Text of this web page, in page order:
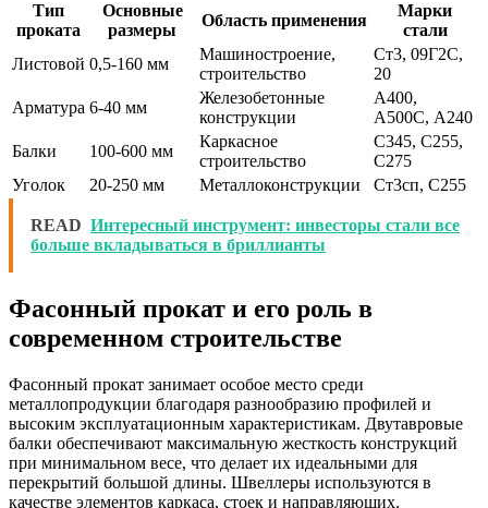
Тип
проката
Основные
размеры
Область применения
Марки
стали
Листовой 0,5-160 мм
Машиностроение,
строительство
Ст3, 09Г2С,
20
Арматура 6-40 мм
Железобетонные
конструкции
А400,
А500С, А240
Балки
100-600 мм
Каркасное
строительство
С345, С255,
С275
Уголок
20-250 мм Металлоконструкции Ст3сп, С255
READ Интересный инструмент: инвесторы стали все
больше вкладываться в бриллианты
Фасонный прокат и его роль в
современном строительстве
Фасонный прокат занимает особое место среди
металлопродукции благодаря разнообразию профилей и
высоким эксплуатационным характеристикам. Двутавровые
балки обеспечивают максимальную жесткость конструкций
при минимальном весе, что делает их идеальными для
перекрытий большой длины. Швеллеры используются в
качестве элементов каркаса, стоек и направляющих.